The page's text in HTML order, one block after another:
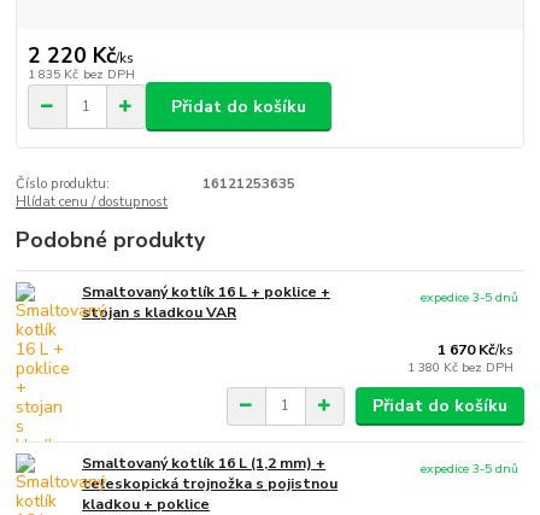
2 220 Kč/ks
1 835 Kč bez DPH
Přidat do košíku
Číslo produktu:
16121253635
Hlídat cenu / dostupnost
Podobné produkty
Smaltovaný kotlík 16 L + poklice +
stojan s kladkou VAR
1 670 Kč/ks
1 380 Kč bez DPH
expedice 3-5 dnů
Přidat do košíku
Smaltovaný kotlík 16 L (1,2 mm) +
teleskopická trojnožka s pojistnou
kladkou + poklice
expedice 3-5 dnů